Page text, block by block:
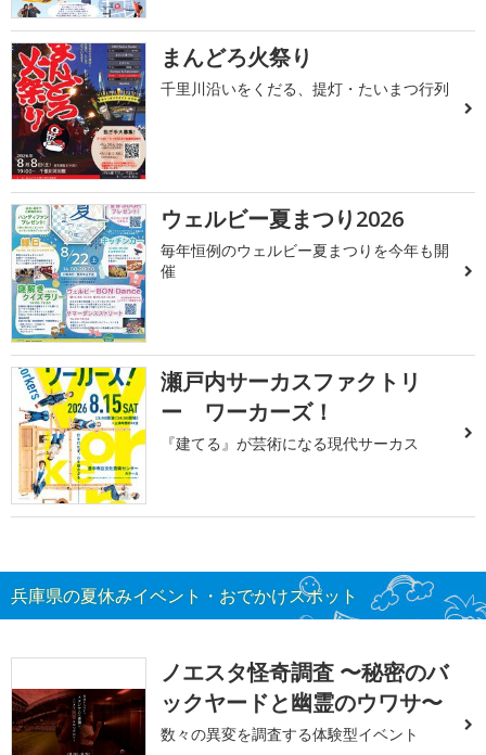
まんどろ火祭り
千里川沿いをくだる、提灯・たいまつ行列
ウェルビー夏まつり2026
毎年恒例のウェルビー夏まつりを今年も開
催
瀬戸内サーカスファクトリ
ー ワーカーズ！
『建てる』が芸術になる現代サーカス
兵庫県の夏休みイベント・おでかけスポット
ノエスタ怪奇調査 〜秘密のバ
ックヤードと幽霊のウワサ〜
数々の異変を調査する体験型イベント